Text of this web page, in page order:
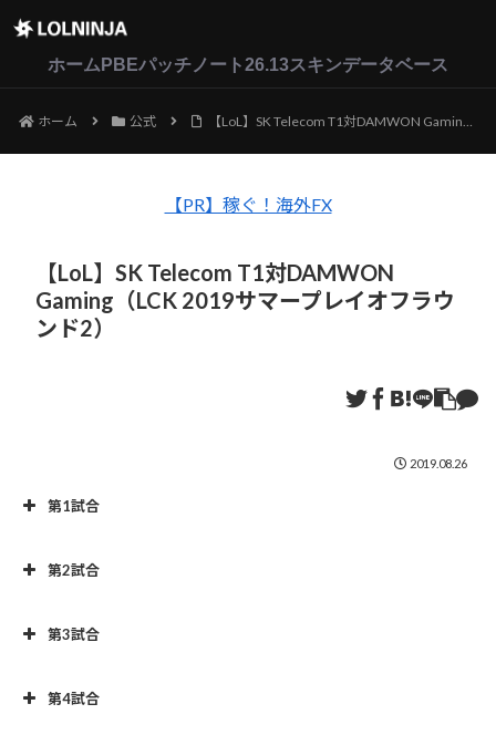
ホーム PBEパッチノート26.13スキンデータベース
ホーム 公式 【LoL】SK Telecom T1対DAMWON Gaming（LCK 2019サマープレイオフラウンド2）
【PR】稼ぐ！海外FX
【LoL】SK Telecom T1対DAMWON
Gaming（LCK 2019サマープレイオフラウ
ンド2）
2019.08.26
第1試合
第2試合
第3試合
第4試合